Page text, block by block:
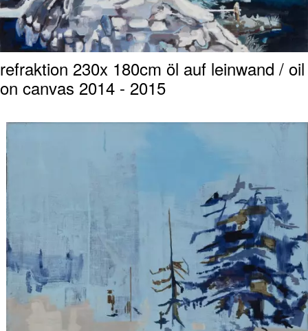
refraktion 230x 180cm öl auf leinwand / oil
on canvas 2014 - 2015